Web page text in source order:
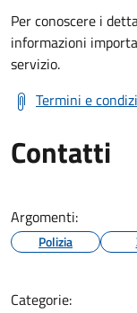
Per conoscere i
informazioni
servizio.
Termini e
Contatti
Argomenti:
Polizia
Categorie: